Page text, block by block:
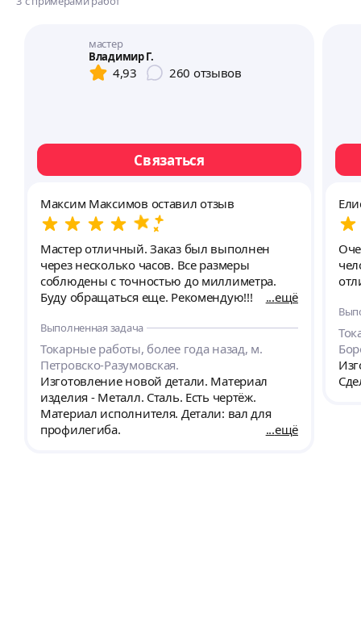
мастер
Владимир Г.
4,93 260 отзывов
Связаться
Максим Максимов оставил отзыв
Мастер отличный. Заказ был выполнен
через несколько часов. Все размеры
соблюдены с точностью до миллиметра.
Буду обращаться еще. Рекомендую!!!
ещё
Выполненная задача
Токарные работы, более года назад, м.
Петровско-Разумовская.
Изготовление новой детали. Материал
изделия - Металл. Сталь. Есть чертёж.
Материал исполнителя. Детали: вал для
профилегиба.
ещё